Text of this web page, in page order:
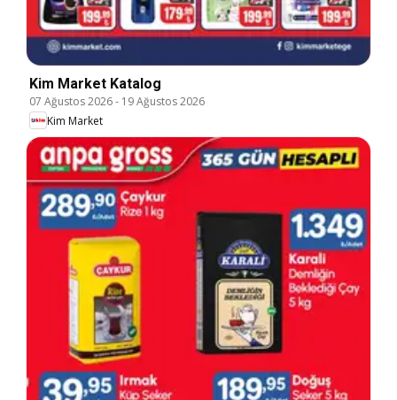
Kim Market Katalog
07 Ağustos 2026- 19 Ağustos 2026
Kim Market